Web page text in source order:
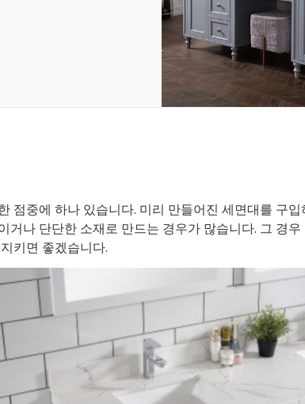
점중에 하나 있습니다. 미리 만들어진 세면대를 구
거나 단단한 소재로 만드는 경우가 많습니다. 그 경
키면 좋겠습니다.